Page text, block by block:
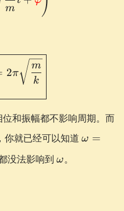
m
\boxed{ T =
2π
k
m
和振幅都不影响周期。而
你就已经可以知道\omega
ω =
没法影响到 \omega
ω。